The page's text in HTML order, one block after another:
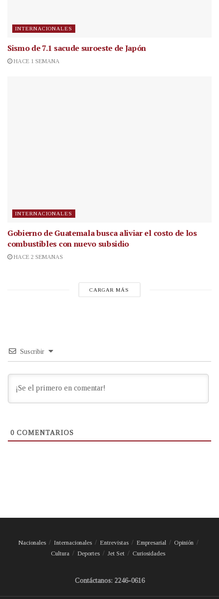
INTERNACIONALES
Sismo de 7.1 sacude suroeste de Japón
HACE 1 SEMANA
INTERNACIONALES
Gobierno de Guatemala busca aliviar el costo de los
combustibles con nuevo subsidio
HACE 2 SEMANAS
CARGAR MÁS
Suscribir
0 COMENTARIOS
Nacionales Internacionales Entrevistas Empresarial
Opinión
Cultura
Deportes Jet Set Curiosidades
Contáctanos: 2246-0616